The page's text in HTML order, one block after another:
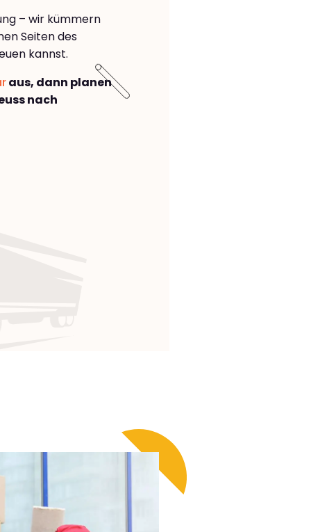
– wir kümmern
Seiten des
kannst.
aus, dann planen
nach